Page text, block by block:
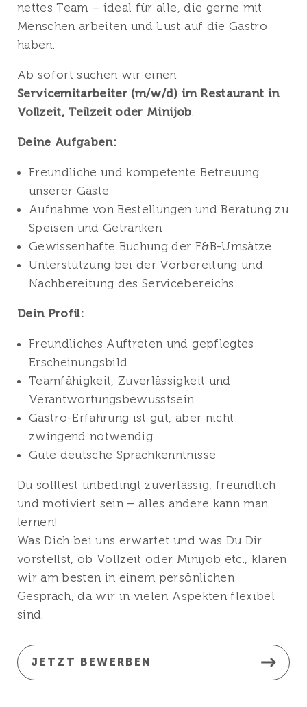
nettes Team – ideal für alle, die gerne mit
Menschen arbeiten und Lust auf die Gastro
haben.
Ab sofort suchen wir einen
Servicemitarbeiter (m/w/d) im Restaurant in
Vollzeit, Teilzeit oder Minijob.
Deine Aufgaben:
Freundliche und kompetente Betreuung
unserer Gäste
Aufnahme von Bestellungen und Beratung zu
Speisen und Getränken
Gewissenhafte Buchung der F&B-Umsätze
Unterstützung bei der Vorbereitung und
Nachbereitung des Servicebereichs
Dein Profil:
Freundliches Auftreten und gepflegtes
Erscheinungsbild
Teamfähigkeit, Zuverlässigkeit und
Verantwortungsbewusstsein
Gastro-Erfahrung ist gut, aber nicht
zwingend notwendig
Gute deutsche Sprachkenntnisse
Du solltest unbedingt zuverlässig, freundlich
und motiviert sein – alles andere kann man
lernen!
Was Dich bei uns erwartet und was Du Dir
vorstellst, ob Vollzeit oder Minijob etc., klären
wir am besten in einem persönlichen
Gespräch, da wir in vielen Aspekten flexibel
sind.
JETZT BEWERBEN